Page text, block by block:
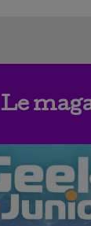
Le